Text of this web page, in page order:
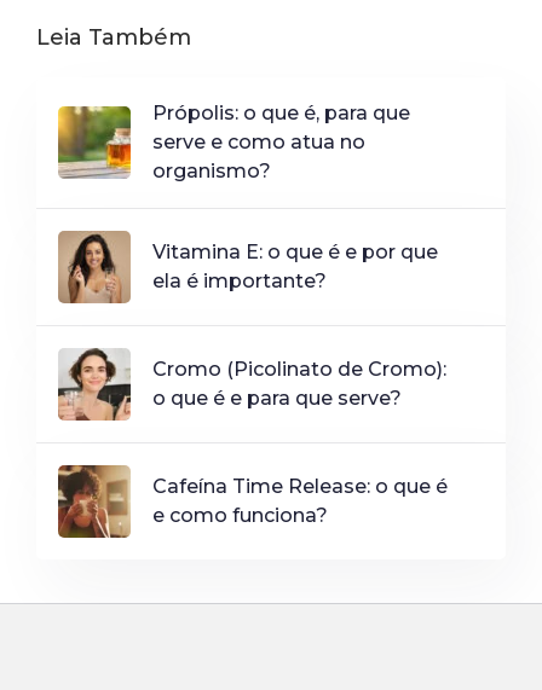
Leia Também
Própolis: o que é, para que
serve e como atua no
organismo?
Vitamina E: o que é e por que
ela é importante?
Cromo (Picolinato de Cromo):
o que é e para que serve?
Cafeína Time Release: o que é
e como funciona?